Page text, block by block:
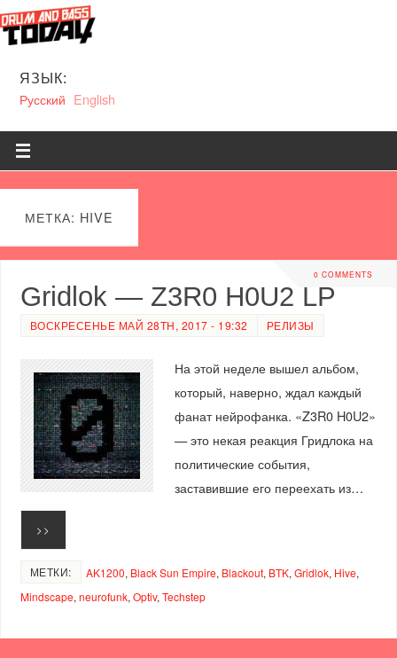
ЯЗЫК:
Русский English
МЕТКА: HIVE
0 COMMENTS
Gridlok — Z3R0 H0U2 LP
ВОСКРЕСЕНЬЕ МАЙ 28TH, 2017 - 19:32 РЕЛИЗЫ
На этой неделе вышел альбом,
который, наверно, ждал каждый
фанат нейрофанка. «Z3R0 H0U2»
— это некая реакция Гридлока на
политические события,
заставившие его переехать из…
>>
МЕТКИ: AK1200, Black Sun Empire, Blackout, BTK, Gridlok, Hive,
Mindscape, neurofunk, Optiv, Techstep